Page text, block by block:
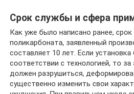
Срок службы и сфера
Как уже было написано ранее,
поликарбоната, заявленный
составляет 10 лет. Если
соответствии с технологией, то
должен разрушиться,
существенно изменить свои